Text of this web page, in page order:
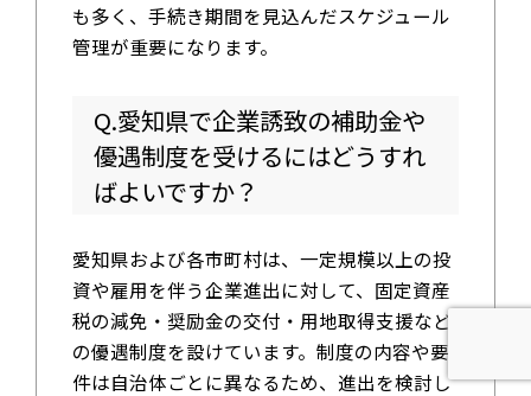
も多く、手続き期間を見込んだスケジュール
管理が重要になります。
Q.愛知県で企業誘致の補助金や
優遇制度を受けるにはどうすれ
ばよいですか？
愛知県および各市町村は、一定規模以上の投
資や雇用を伴う企業進出に対して、固定資産
税の減免・奨励金の交付・用地取得支援など
の優遇制度を設けています。制度の内容や要
件は自治体ごとに異なるため、進出を検討し